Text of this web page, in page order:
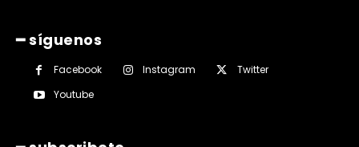
━ síguenos
Facebook Instagram
Twitter
Youtube